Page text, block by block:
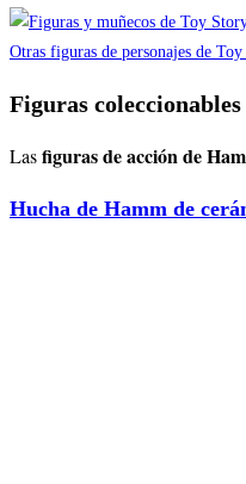
Otras figuras de personajes de
Figuras
Lasfiguras de acción de
Hucha de Hamm de